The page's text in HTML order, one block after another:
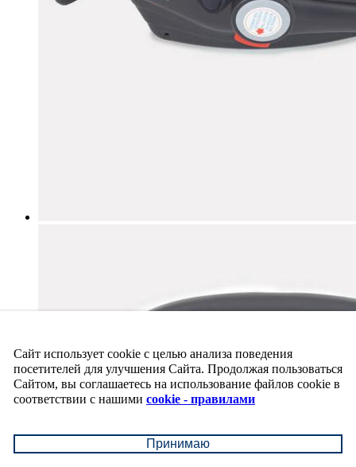
Сайт использует cookie с целью анализа поведения
посетителей для улучшения Сайта. Продолжая пользоваться
Сайтом, вы соглашаетесь на использование файлов cookie в
соответствии с нашими cookie - правилами
Принимаю